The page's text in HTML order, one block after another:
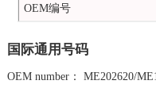
OEM编号
国际通用号码
OEM number： ME202620/